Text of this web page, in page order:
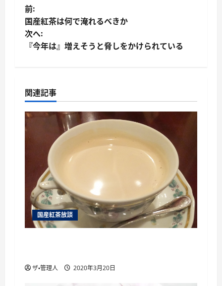
投
稿
ナ
ゲ
ー
シ
ン
前:
国産紅茶は何で淹れるべきか
次へ:
『今年は』増えそうと脅しをかけられている
関連記事
国産紅茶放談
ザ・管理人 2020年3月20日